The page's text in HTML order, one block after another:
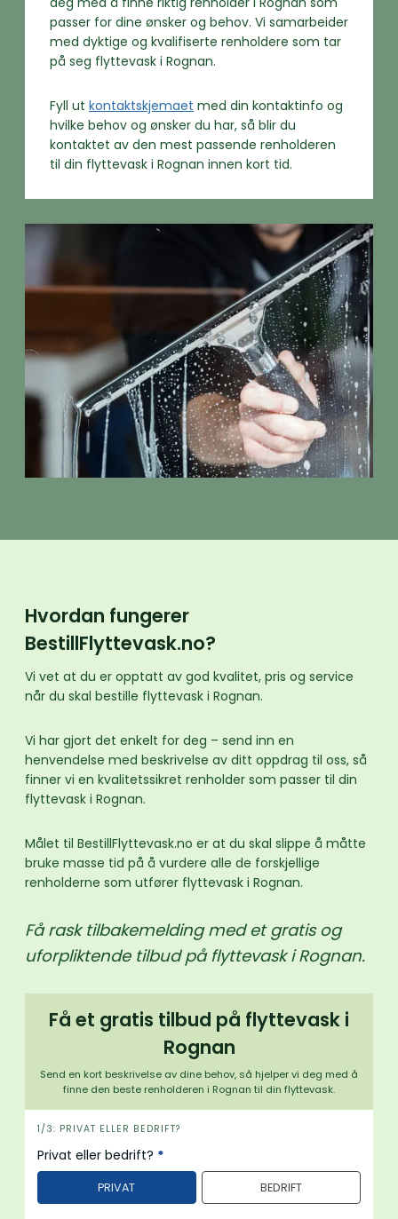
passer for dine ønsker og behov. Vi samarbeider
med dyktige og kvalifiserte renholdere som tar
på seg flyttevask i Rognan.
Fyll ut kontaktskjemaet med din kontaktinfo og
hvilke behov og ønsker du har, så blir du
kontaktet av den mest passende renholderen
til din flyttevask i Rognan innen kort tid.
Hvordan fungerer
BestillFlyttevask.no?
Vi vet at du er opptatt av god kvalitet, pris og service
når du skal bestille flyttevask i Rognan.
Vi har gjort det enkelt for deg – send inn en
henvendelse med beskrivelse av ditt oppdrag til oss, så
finner vi en kvalitetssikret renholder som passer til din
flyttevask i Rognan.
Målet til BestillFlyttevask.no er at du skal slippe å måtte
bruke masse tid på å vurdere alle de forskjellige
renholderne som utfører flyttevask i Rognan.
Få rask tilbakemelding med et gratis og
uforpliktende tilbud på flyttevask i Rognan.
Få et gratis tilbud på flyttevask i
Rognan
Send en kort beskrivelse av dine behov, så hjelper vi deg med å
finne den beste renholderen i Rognan til din flyttevask.
i
n
n
o
1/3: PRIVAT ELLER BEDRIFT?
Privat eller bedrift? *
PRIVAT BEDRIFT